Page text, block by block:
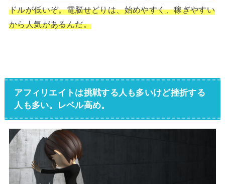
ドルが低いぞ。電脳せどりは、始めやすく、稼ぎやすい
から人気があるんだ。
アフィリエイトは挑戦する人も多いけど挫折する
人も多い。レベル高め。